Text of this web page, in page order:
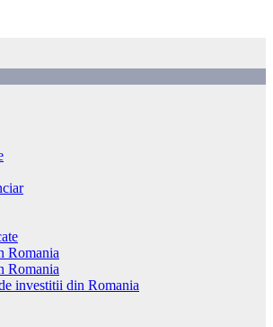
Romania
Romania
investitii din Romania